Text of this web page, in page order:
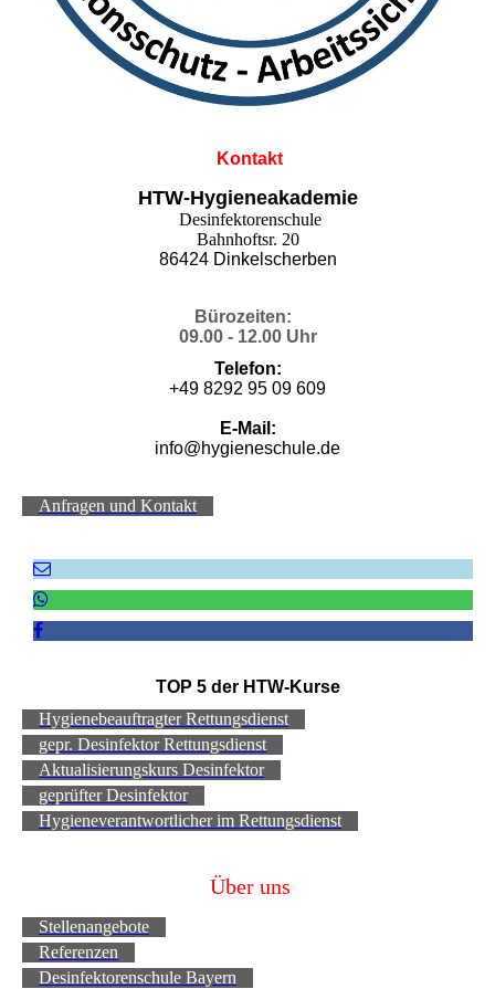
Kontakt
HTW-Hygieneakademie
Desinfektorenschule
Bahnhoftsr. 20
86424 Dinkelscherben
Bürozeiten:
09.00 - 12.00 Uhr
Telefon:
+49 8292 95 09 609
E-Mail:
info@hygieneschule.de
Anfragen und Kontakt
TOP 5 der HTW-Kurse
Hygienebeauftragter Rettungsdienst
gepr. Desinfektor Rettungsdienst
Aktualisierungskurs Desinfektor
geprüfter Desinfektor
Hygieneverantwortlicher im Rettungsdienst
Über uns
Stellenangebote
Referenzen
Desinfektorenschule Bayern